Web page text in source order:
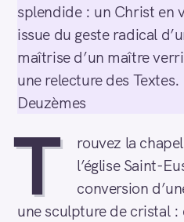
splendide : un Christ en
issue du geste radical
maîtrise d’un maître
une relecture des
Deuzèmes
T
rouvez la
l’église Saint-
conversion
une sculpture de cristal